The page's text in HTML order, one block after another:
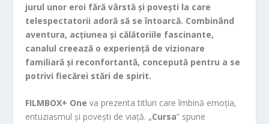
jurul unor eroi fără vârstă și povești la care
telespectatorii adoră să se întoarcă. Combinând
aventura, acțiunea și călătoriile fascinante,
canalul creează o experiență de vizionare
familiară și reconfortantă, concepută pentru a se
potrivi fiecărei stări de spirit.
FILMBOX+ One va prezenta titluri care îmbină emoția,
entuziasmul și povești de viață. „Cursa” spune